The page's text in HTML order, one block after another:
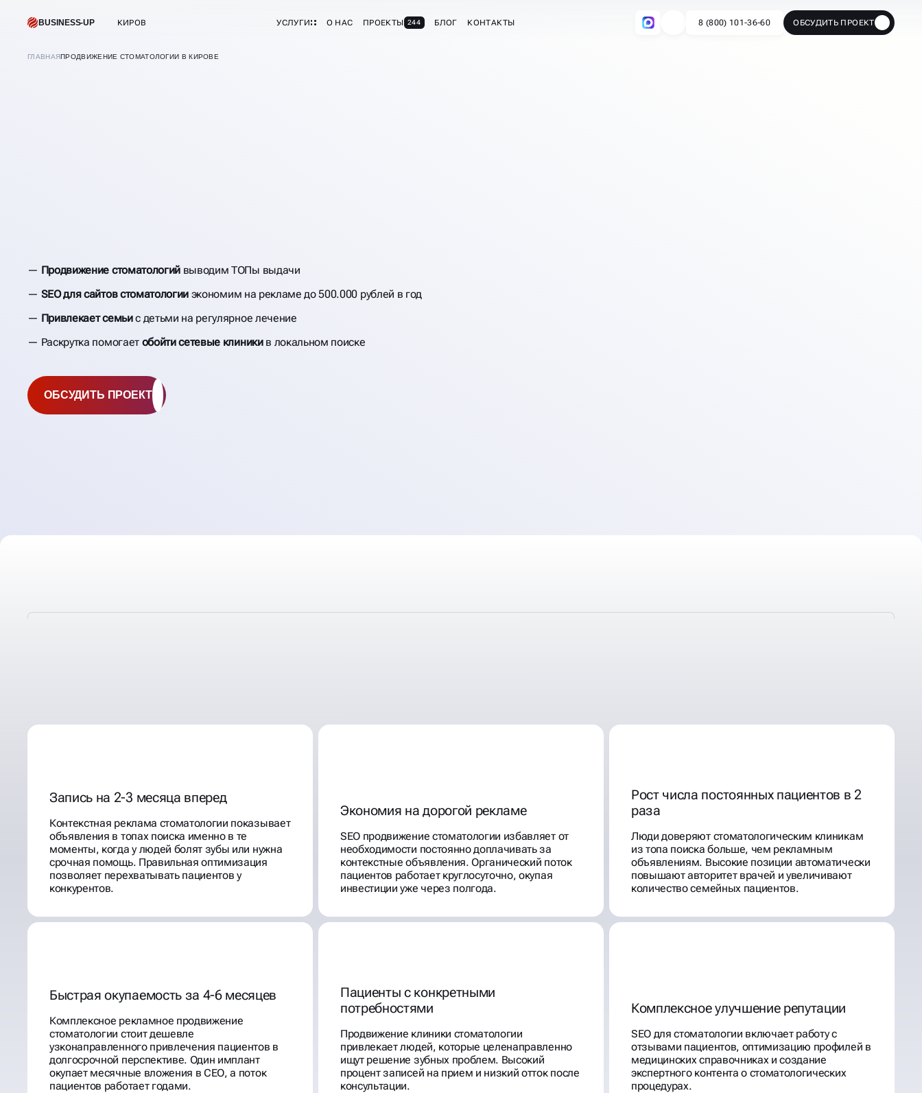
BUSINESS-UP КИРОВ УСЛУГИ О НАС ПРОЕКТЫ 244 БЛОГ КОНТАКТЫ 8 (800) 101-36-60 ОБСУДИТЬ ПРОЕКТ
ГЛАВНАЯПРОДВИЖЕНИЕ СТОМАТОЛОГИИ В КИРОВЕ
ПРОДВИЖЕНИЕ
СТОМАТОЛОГИИ
Продвижение стоматологий выводим ТОПы выдачи
SEO для сайтов стоматологии экономим на рекламе до 500.000 рублей в год
Привлекает семьис детьми на регулярное лечение
Раскрутка помогает обойти сетевые клиникив локальном поиске
ОБСУДИТЬ ПРОЕКТ
Запись на 2-3 месяца вперед
Контекстная реклама стоматологии показывает
объявления в топах поиска именно в те
моменты, когда у людей болят зубы или нужна
срочная помощь. Правильная оптимизация
позволяет перехватывать пациентов у
конкурентов.
Экономия на дорогой рекламе
SEO продвижение стоматологии избавляет от
необходимости постоянно доплачивать за
контекстные объявления. Органический поток
пациентов работает круглосуточно, окупая
инвестиции уже через полгода.
Рост числа постоянных пациентов в 2
раза
Люди доверяют стоматологическим клиникам
из топа поиска больше, чем рекламным
объявлениям. Высокие позиции автоматически
повышают авторитет врачей и увеличивают
количество семейных пациентов.
Быстрая окупаемость за 4-6 месяцев
Комплексное рекламное продвижение
стоматологии стоит дешевле
узконаправленного привлечения пациентов в
долгосрочной перспективе. Один имплант
окупает месячные вложения в СЕО, а поток
пациентов работает годами.
Пациенты с конкретными
потребностями
Продвижение клиники стоматологии
привлекает людей, которые целенаправленно
ищут решение зубных проблем. Высокий
процент записей на прием и низкий отток после
консультации.
Комплексное улучшение репутации
SEO для стоматологии включает работу с
отзывами пациентов, оптимизацию профилей в
медицинских справочниках и создание
экспертного контента о стоматологических
процедурах.